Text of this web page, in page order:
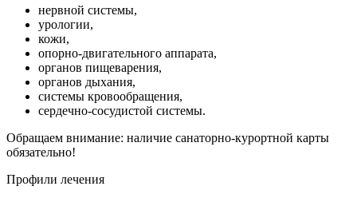
нервной системы,
урологии,
кожи,
опорно-двигательного аппарата,
органов пищеварения,
органов дыхания,
системы кровообращения,
сердечно-сосудистой системы.
Обращаем внимание: наличие санаторно-курортной карты
обязательно!
Профили лечения